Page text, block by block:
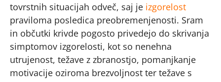
tovrstnih situacijah odveč, saj je izgorelost
praviloma posledica preobremenjenosti. Sram
in občutki krivde pogosto privedejo do skrivanja
simptomov izgorelosti, kot so nenehna
utrujenost, težave z zbranostjo, pomanjkanje
motivacije oziroma brezvoljnost ter težave s